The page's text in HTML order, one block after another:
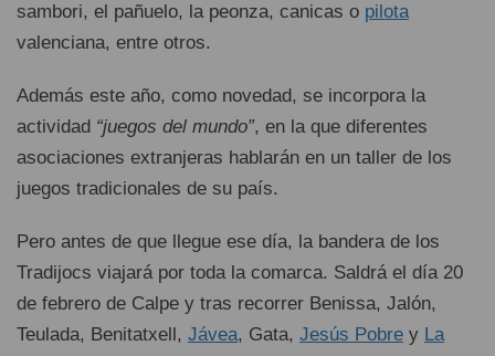
sambori, el pañuelo, la peonza, canicas o pilota
valenciana, entre otros.
Además este año, como novedad, se incorpora la
actividad “juegos del mundo”, en la que diferentes
asociaciones extranjeras hablarán en un taller de los
juegos tradicionales de su país.
Pero antes de que llegue ese día, la bandera de los
Tradijocs viajará por toda la comarca. Saldrá el día 20
de febrero de Calpe y tras recorrer Benissa, Jalón,
Teulada, Benitatxell, Jávea, Gata, Jesús Pobre y La